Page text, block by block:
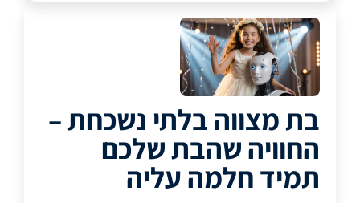
בת מצווה בלתי נשכחת –
החוויה שהבת שלכם
תמיד חלמה עליה